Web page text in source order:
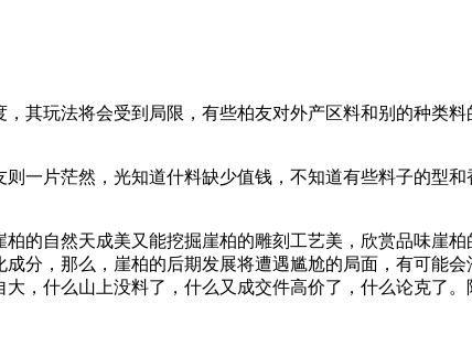
其玩法将会受到局限，有些柏友对外产区料和别的种类料
一片茫然，光知道什料缺少值钱，不知道有些料子的型
的自然天成美又能挖掘崖柏的雕刻工艺美，欣赏品味崖
分，那么，崖柏的后期发展将遭遇尴尬的局面，有可能
，什么山上没料了，什么又成交件高价了，什么论克了